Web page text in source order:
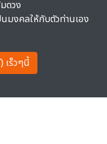
ดวง
มงคลให้กับตัวท่านเอง
เร็วๆนี้